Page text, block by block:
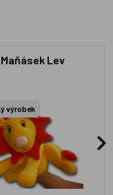
Maňásek Lev
výrobek